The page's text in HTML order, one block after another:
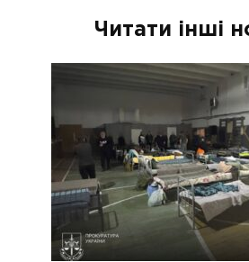
Читати інші